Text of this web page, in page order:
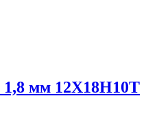
мм 12Х18Н10Т